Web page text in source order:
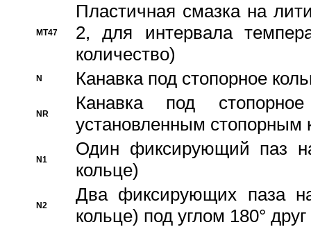
MT47
Пластичная смазка на
2, для интервала
количество)
N Канавка под стопорное
NR
Канавка под
установленным стопорным
N1
Один фиксирующий паз
кольце)
N2
Два фиксирующих паза
кольце) под углом 180° друг